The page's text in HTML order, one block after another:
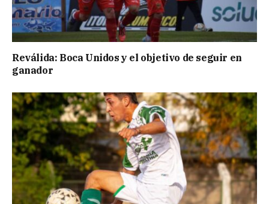
Reválida: Boca Unidos y el objetivo de seguir en
ganador